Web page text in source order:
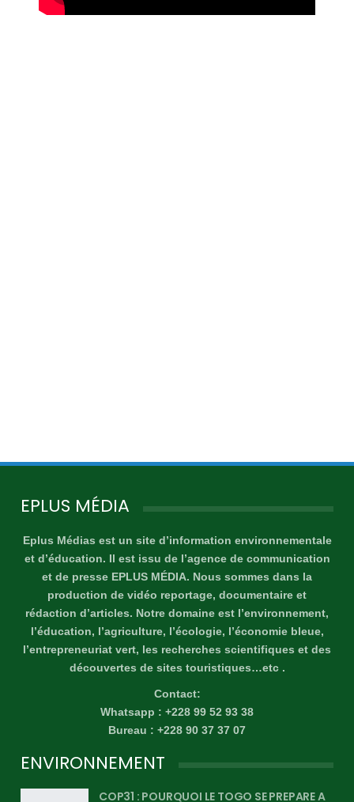
EPLUS MÉDIA
Eplus Médias est un site d’information environnementale
et d’éducation. Il est issu de l’agence de communication
et de presse EPLUS MÉDIA. Nous sommes dans la
production de vidéo reportage, documentaire et
rédaction d’articles. Notre domaine est l’environnement,
l’éducation, l’agriculture, l’écologie, l’économie bleue,
l’entrepreneuriat vert, les recherches scientifiques et des
découvertes de sites touristiques…etc .
Contact:
Whatsapp : +228 99 52 93 38
Bureau : +228 90 37 37 07
ENVIRONNEMENT
COP31 : POURQUOI LE TOGO SE PREPARE A